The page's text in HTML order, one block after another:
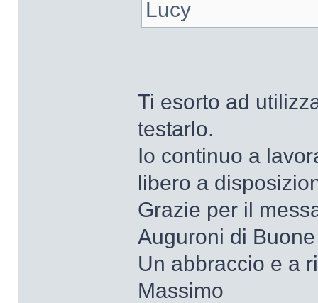
Lucy
Ti esorto ad
testarlo.
Io continuo a
libero a
Grazie per il
Auguroni di
Un abbraccio e a
Massimo